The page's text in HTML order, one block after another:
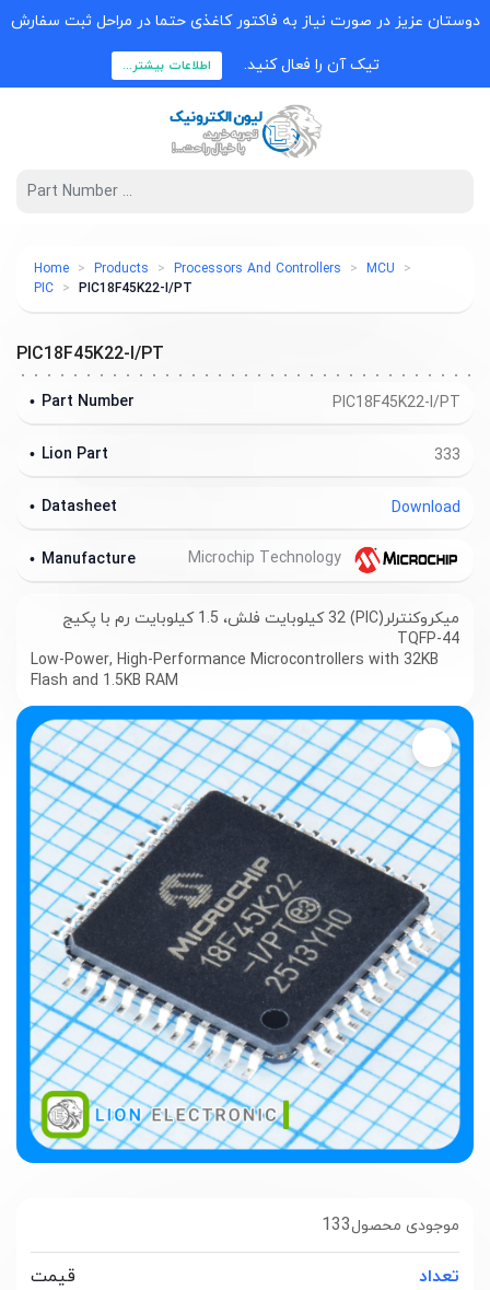
دوستان عزیز در صورت نیاز به فاکتور کاغذی حتما در مراحل ثبت سفارش
تیک آن را فعال کنید. اطلاعات بیشتر...
Home Products Processors And Controllers
MCU
PIC
PIC18F45K22-I/PT
133موجودی محصول
تعداد
قیمت
PIC18F45K22-I/PT
PIC18F45K22-I/PT
Part Number
333
Lion Part
Download
Datasheet
Manufacture
میکروکنترلر(PIC) 32 کیلوبایت فلش، 1.5 کیلوبایت رم با پکیج
TQFP-44
Low-Power, High-Performance Microcontrollers with 32KB
Flash and 1.5KB RAM